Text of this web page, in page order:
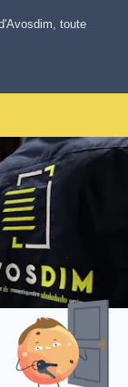
toute